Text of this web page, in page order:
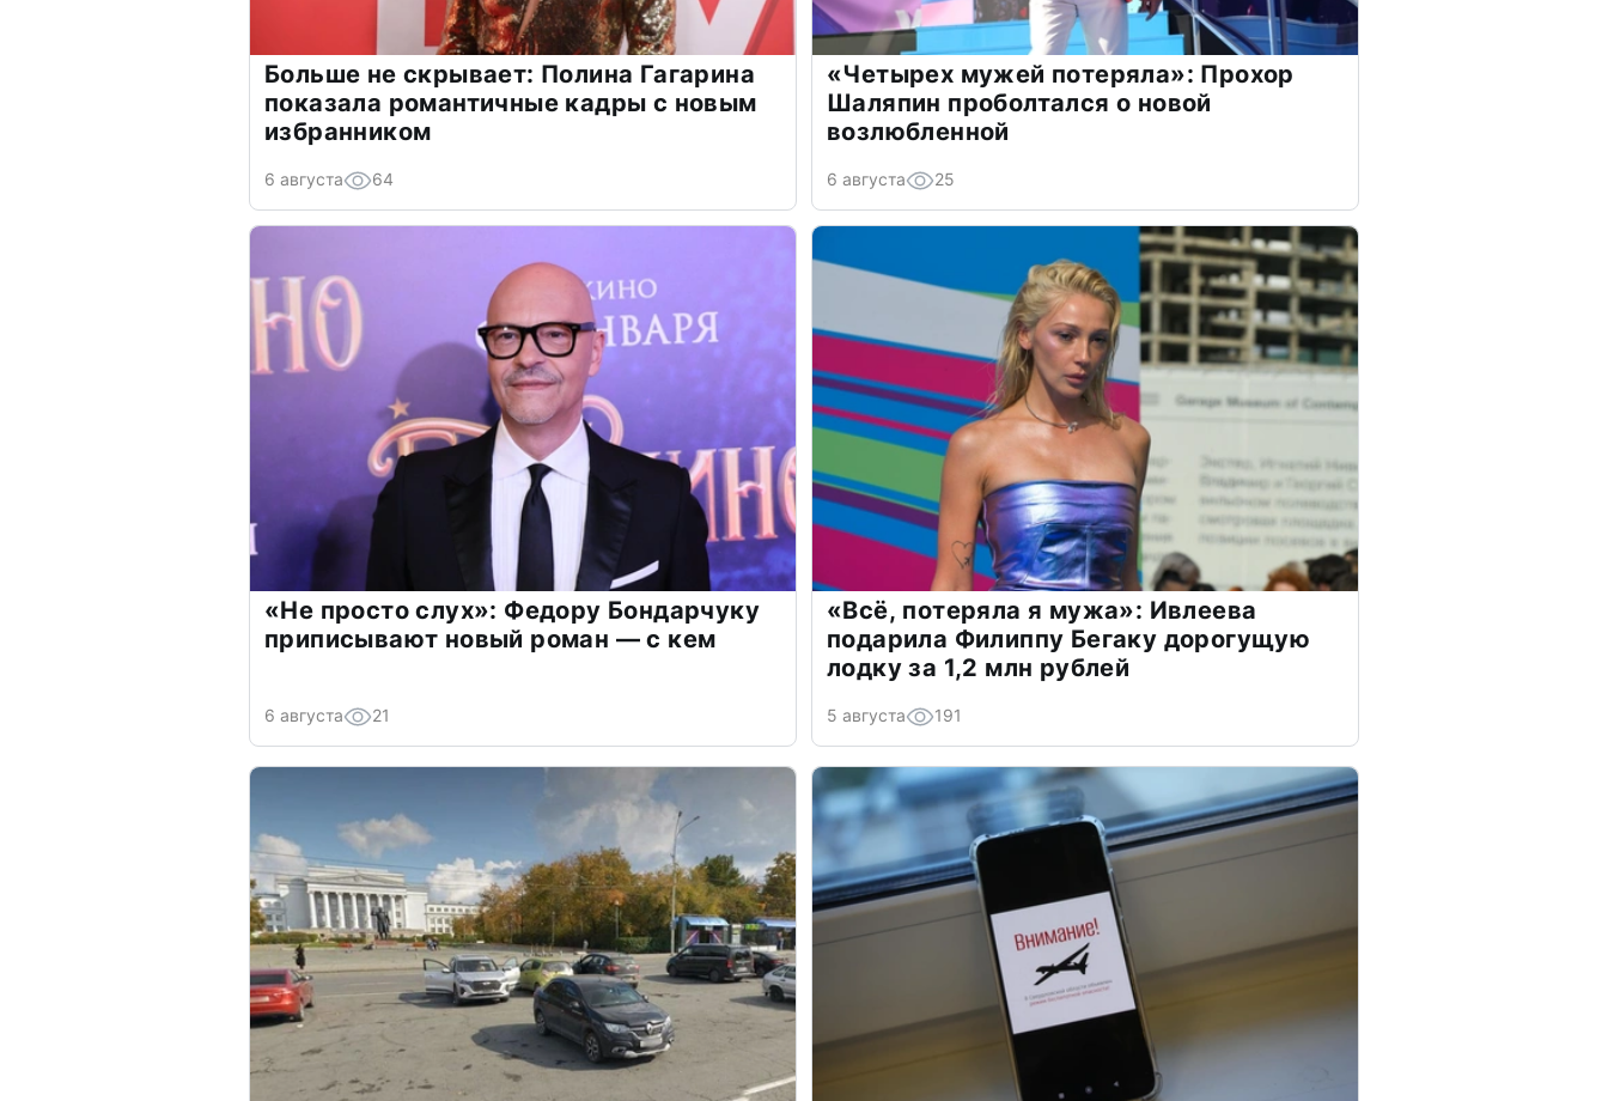
Больше не скрывает: Полина Гагарина
показала романтичные кадры с новым
избранником
6 августа 64
«Четырех мужей потеряла»: Прохор
Шаляпин проболтался о новой
возлюбленной
6 августа 25
«Не просто слух»: Федору Бондарчуку
приписывают новый роман — с кем
6 августа 21
«Всё, потеряла я мужа»: Ивлеева
подарила Филиппу Бегаку дорогущую
лодку за 1,2 млн рублей
5 августа 191